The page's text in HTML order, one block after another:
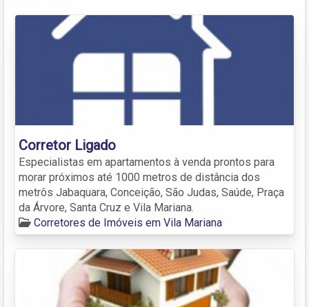
Corretor Ligado
Especialistas em apartamentos à venda prontos para
morar próximos até 1000 metros de distância dos
metrôs Jabaquara, Conceição, São Judas, Saúde, Praça
da Árvore, Santa Cruz e Vila Mariana.
Corretores de Imóveis em Vila Mariana